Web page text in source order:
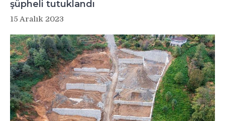
şüpheli tutuklandı
15 Aralık 2023